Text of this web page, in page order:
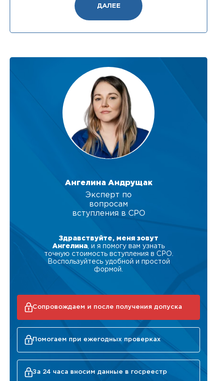
ДАЛЕЕ
Ангелина Андрущак
Эксперт по
вопросам
вступления в СРО
Здравствуйте, меня зовут
Ангелина , и я помогу вам узнать
точную стоимость вступления в СРО.
Воспользуйтесь удобной и простой
формой.
Сопровождаем и после получения допуска
Помогаем при ежегодных проверках
За 24 часа вносим данные в госреестр